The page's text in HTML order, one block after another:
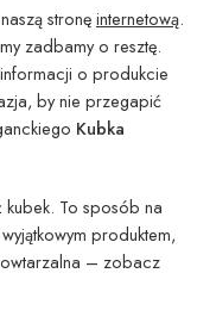
stronęinternetową.
zadbamy o resztę.
o produkcie
by nie przegapić
Kubka
kubek. To sposób na
produktem,
– zobacz